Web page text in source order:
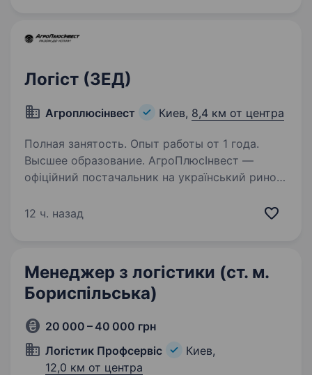
Логіст (ЗЕД)
Агроплюсінвест Киев, 8,4 км от центра
Полная занятость. Опыт работы от 1 года.
Высшее образование. АгроПлюсІнвест —
офіційний постачальник на український ринок
добавок, дезінфектантів, обладнання від
12 ч. назад
Менеджер з логістики (ст. м.
Бориспільська)
20 000 – 40 000 грн
Логістик Профсервіс
Киев,
12,0 км от центра